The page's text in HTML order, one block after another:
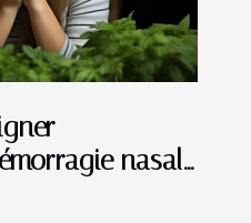
nasale